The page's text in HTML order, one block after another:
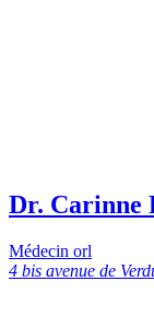
Dr. Carinne
Médecin orl
4 bis avenue de